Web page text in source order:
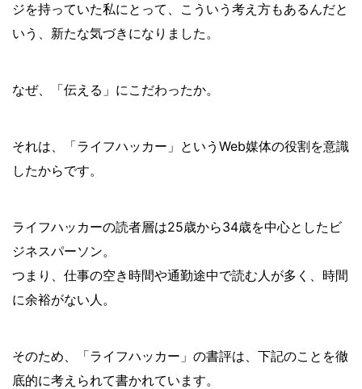
ジを持っていた私にとって、こういう考え方もあるんだと
いう、新たな気づきになりました。
なぜ、「伝える」にこだわったか。
それは、「ライフハッカー」というWeb媒体の役割を意識
したからです。
ライフハッカーの読者層は25歳から34歳を中心としたビ
ジネスパーソン。
つまり、仕事の空き時間や通勤途中で読む人が多く、時間
に余裕がない人。
そのため、「ライフハッカー」の書評は、下記のことを徹
底的に考えられて書かれています。